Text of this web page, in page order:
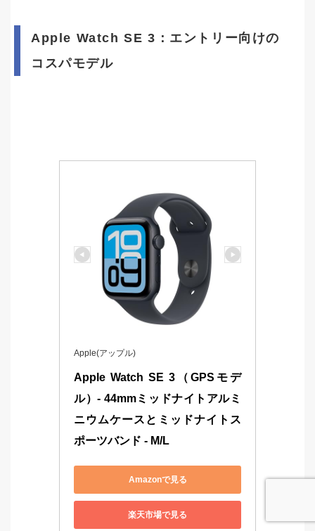
Apple Watch SE 3：エントリー向けの
コスパモデル
Apple(アップル)
Apple Watch SE 3（GPSモデ
ル）- 44mmミッドナイトアルミ
ニウムケースとミッドナイトス
ポーツバンド - M/L
Amazonで見る
楽天市場で見る